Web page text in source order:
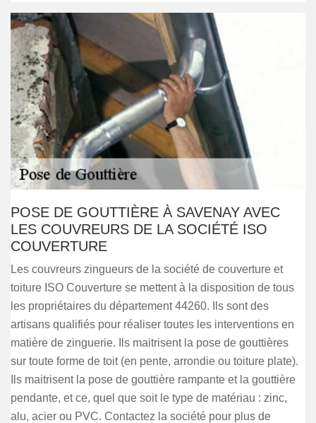
POSE DE GOUTTIÈRE À SAVENAY AVEC
LES COUVREURS DE LA SOCIÉTÉ ISO
COUVERTURE
Les couvreurs zingueurs de la société de couverture et
toiture ISO Couverture se mettent à la disposition de tous
les propriétaires du département 44260. Ils sont des
artisans qualifiés pour réaliser toutes les interventions en
matière de zinguerie. Ils maitrisent la pose de gouttières
sur toute forme de toit (en pente, arrondie ou toiture plate).
Ils maitrisent la pose de gouttière rampante et la gouttière
pendante, et ce, quel que soit le type de matériau : zinc,
alu, acier ou PVC. Contactez la société pour plus de